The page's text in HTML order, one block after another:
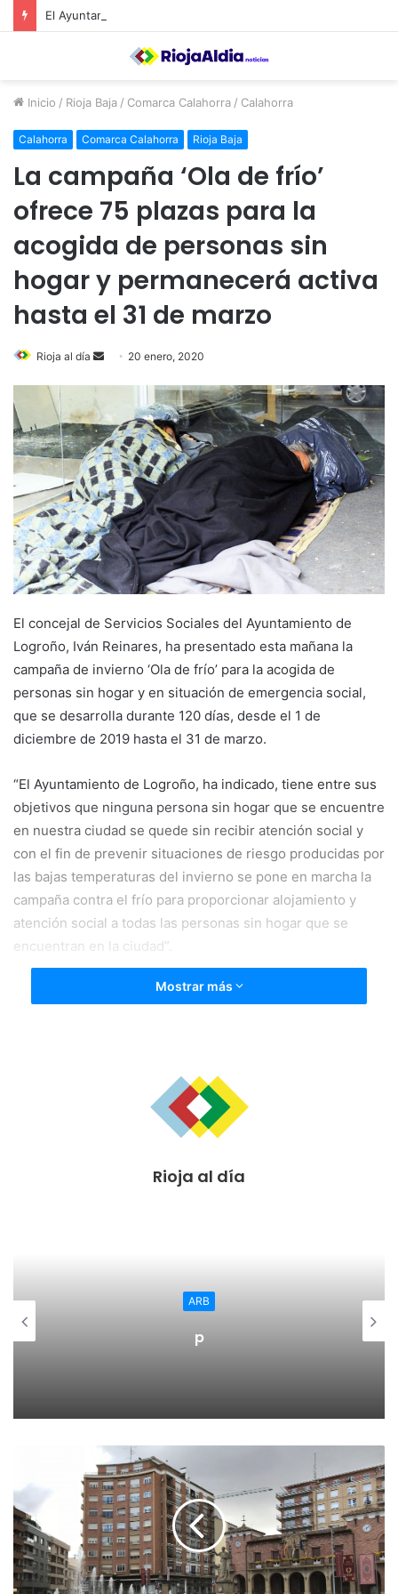
Inicio / Rioja Baja / Comarca Calahorra / Calahorra
Calahorra Comarca Calahorra Rioja Baja
La campaña ‘Ola de frío’
ofrece 75 plazas para la
acogida de personas sin
hogar y permanecerá activa
hasta el 31 de marzo
Rioja al día
d
a
n
e
m
a
i
l
20 enero, 2020
El concejal de Servicios Sociales del Ayuntamiento de
Logroño, Iván Reinares, ha presentado esta mañana la
campaña de invierno ‘Ola de frío’ para la acogida de
personas sin hogar y en situación de emergencia social,
que se desarrolla durante 120 días, desde el 1 de
diciembre de 2019 hasta el 31 de marzo.
“El Ayuntamiento de Logroño, ha indicado, tiene entre sus
objetivos que ninguna persona sin hogar que se encuentre
en nuestra ciudad se quede sin recibir atención social y
con el fin de prevenir situaciones de riesgo producidas por
las bajas temperaturas del invierno se pone en marcha la
campaña contra el frío para proporcionar alojamiento y
atención social a todas las personas sin hogar que se
encuentran en la ciudad”.
Esta campaña contra el frío, que se organiza anualmente
para responder al incremento de la demanda que se
produce como consecuencia de las bajas temperaturas.
Además, los servicios sociales intervienen y desarrollan
más vulnerables y crónicas que viven en la calle”.
reforzarán con alojamientos en establecimientos
hosteleros de la ciudad en casos extraordinarios de
urgencias sociales). Para su desarrollo la Unidad de
El Centro Municipal de Acogida es el encargado de la
gestión de plazas disponibles en su servicio y en el
albergue extraordinario, en coordinación con el Proyecto
Alasca de atención a personas sin hogar, y bajo la
dirección de la Unidad de Servicios Sociales del
Ayuntamiento de Logroño.
Mostrar más
Rioja al día
ARB
p